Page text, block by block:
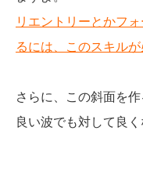
リエントリーとかフ
るには、このスキルが
さらに、この斜面を
良い波でも対して良